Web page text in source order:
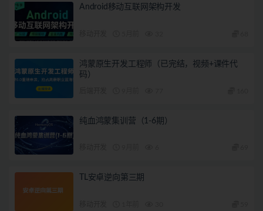
Android移动互联网架构开发
鸿蒙原生开发工程师（已完结，视频+课件代
码）
纯血鸿蒙集训营（1-6期）
TL安卓逆向第三期